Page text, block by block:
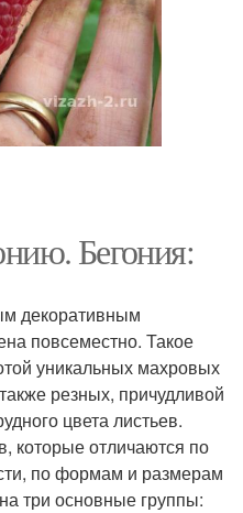
Бегония:
декоративным
повсеместно. Такое
уникальных махровых
резных, причудливой
цвета листьев.
которые отличаются по
по формам и размерам
три основные группы: